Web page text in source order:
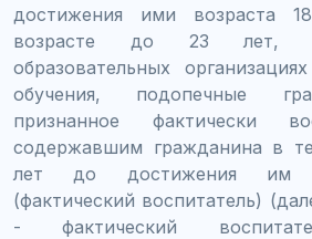
достижения ими возраста
возрасте до 23 лет,
образовательных
обучения, подопечные
признанное фактически
содержавшим гражданина в
лет до достижения им
(фактический воспитатель)
- фактический